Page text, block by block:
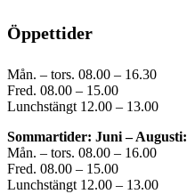
Öppettider
Mån. – tors. 08.00 – 16.30
Fred. 08.00 – 15.00
Lunchstängt 12.00 – 13.00
Sommartider: Juni – Augusti:
Mån. – tors. 08.00 – 16.00
Fred. 08.00 – 15.00
Lunchstängt 12.00 – 13.00